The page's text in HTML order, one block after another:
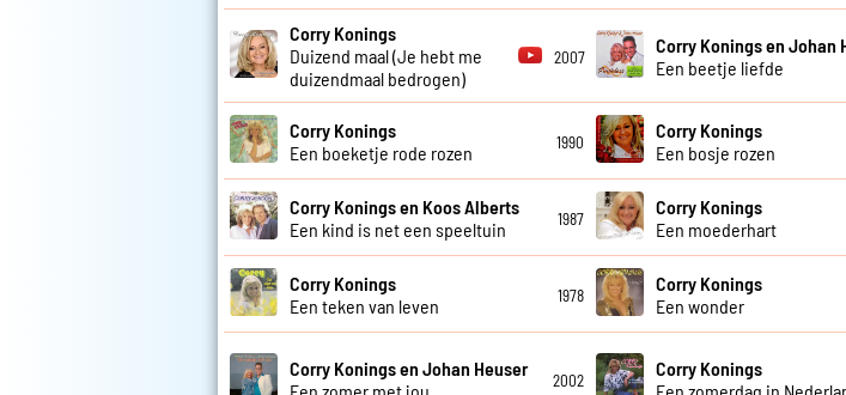
Corry Konings
Duizend maal (Je hebt me
duizendmaal bedrogen)
2007
Corry Konings en Johan
Een beetje liefde
Corry Konings
Een boeketje rode rozen
1990
Corry Konings
Een bosje rozen
Corry Konings en Koos Alberts
Een kind is net een speeltuin
1987
Corry Konings
Een moederhart
Corry Konings
Een teken van leven
1978
Corry Konings
Een wonder
Corry Konings en Johan Heuser
2002
Corry Konings